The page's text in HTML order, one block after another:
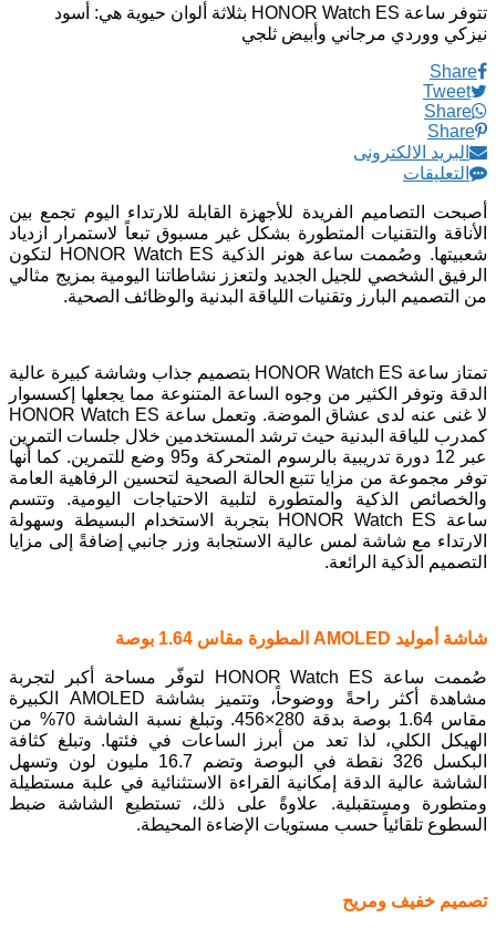
تتوفر ساعة HONOR Watch ES بثلاثة ألوان حيوية هي: أسود
نيزكي ووردي مرجاني وأبيض ثلجي
Share
Tweet
Share
Share
البريد الالكترونى
التعليقات
أصبحت التصاميم الفريدة للأجهزة القابلة للارتداء اليوم تجمع بين
الأناقة والتقنيات المتطورة بشكل غير مسبوق تبعاً لاستمرار ازدياد
شعبيتها. وصُممت ساعة هونر الذكية HONOR Watch ES لتكون
الرفيق الشخصي للجيل الجديد ولتعزز نشاطاتنا اليومية بمزيج مثالي
من التصميم البارز وتقنيات اللياقة البدنية والوظائف الصحية.
تمتاز ساعة HONOR Watch ES بتصميم جذاب وشاشة كبيرة عالية
الدقة وتوفر الكثير من وجوه الساعة المتنوعة مما يجعلها إكسسوار
لا غنى عنه لدى عشاق الموضة. وتعمل ساعة HONOR Watch ES
كمدرب للياقة البدنية حيث ترشد المستخدمين خلال جلسات التمرين
عبر 12 دورة تدريبية بالرسوم المتحركة و95 وضع للتمرين. كما أنها
توفر مجموعة من مزايا تتبع الحالة الصحية لتحسين الرفاهية العامة
والخصائص الذكية والمتطورة لتلبية الاحتياجات اليومية. وتتسم
ساعة HONOR Watch ES بتجربة الاستخدام البسيطة وسهولة
الارتداء مع شاشة لمس عالية الاستجابة وزر جانبي إضافةً إلى مزايا
التصميم الذكية الرائعة.
شاشة أموليد AMOLED المطورة مقاس 1.64 بوصة
صُممت ساعة HONOR Watch ES لتوفّر مساحة أكبر لتجربة
مشاهدة أكثر راحةً ووضوحاً، وتتميز بشاشة AMOLED الكبيرة
مقاس 1.64 بوصة بدقة 280×456. وتبلغ نسبة الشاشة 70% من
الهيكل الكلي، لذا تعد من أبرز الساعات في فئتها. وتبلغ كثافة
البكسل 326 نقطة في البوصة وتضم 16.7 مليون لون وتسهل
الشاشة عالية الدقة إمكانية القراءة الاستثنائية في علبة مستطيلة
ومتطورة ومستقبلية. علاوةً على ذلك، تستطيع الشاشة ضبط
السطوع تلقائياً حسب مستويات الإضاءة المحيطة.
تصميم خفيف ومريح